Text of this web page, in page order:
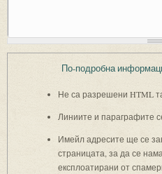
По-подробна
Не са разрешени HTML
Линиите и параграфите
Имейл адресите ще се
страницата, за да се
експлоатирани от